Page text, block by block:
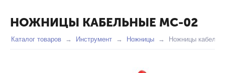
НОЖНИЦЫ КАБЕЛЬНЫЕ MC-02
Каталог товаров Инструмент Ножницы Ножницы